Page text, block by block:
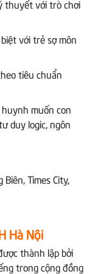
thuyết với trò chơi
với trẻ sợ môn
tiêu chuẩn
muốn con
duy logic, ngôn
Biên, Times City,
Hà Nội
thành lập bởi
trong cộng đồng